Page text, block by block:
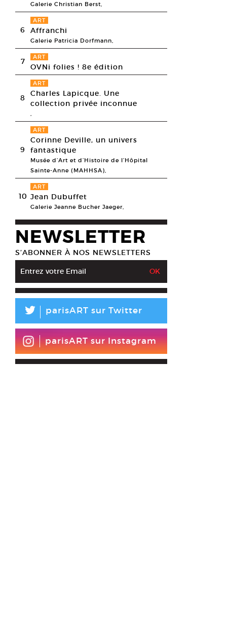
Galerie Christian Berst,
6
ART
Affranchi
Galerie Patricia Dorfmann,
7 ART
OVNi folies ! 8e édition
8
ART
Charles Lapicque. Une
collection privée inconnue
,
9
ART
Corinne Deville, un univers
fantastique
Musée d’Art et d’Histoire de l’Hôpital
Sainte-Anne (MAHHSA),
10
ART
Jean Dubuffet
Galerie Jeanne Bucher Jaeger,
NEWSLETTER
S’ABONNER À NOS NEWSLETTERS
L parisART sur Twitter
parisART sur Instagram